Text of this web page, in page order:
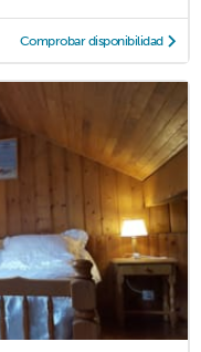
Comprobar disponibilidad